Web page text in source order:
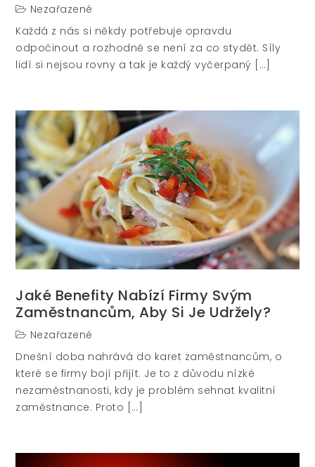
Nezařazené
Každá z nás si někdy potřebuje opravdu
odpočinout a rozhodně se není za co stydět. Síly
lidí si nejsou rovny a tak je každý vyčerpaný […]
Jaké Benefity Nabízí Firmy Svým
Zaměstnancům, Aby Si Je Udržely?
Nezařazené
Dnešní doba nahrává do karet zaměstnancům, o
které se firmy bojí přijít. Je to z důvodu nízké
nezaměstnanosti, kdy je problém sehnat kvalitní
zaměstnance. Proto […]